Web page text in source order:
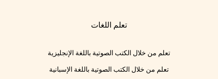
تعلم اللغات
تعلم من خلال الكتب الصوتية باللغة الإنجليزية
تعلم من خلال الكتب الصوتية باللغة الإسبانية